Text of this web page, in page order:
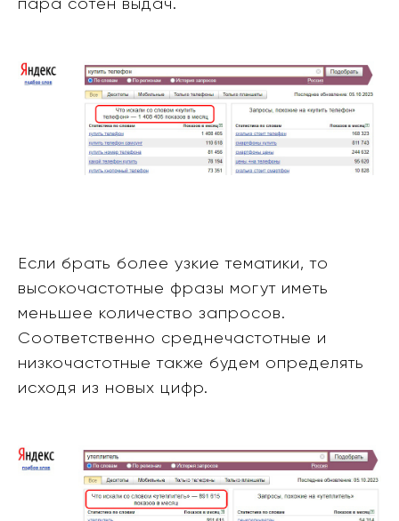
пара сотен выдач.
Если брать более узкие тематики, то
высокочастотные фразы могут иметь
меньшее количество запросов.
Соответственно среднечастотные и
низкочастотные также будем определять
исходя из новых цифр.